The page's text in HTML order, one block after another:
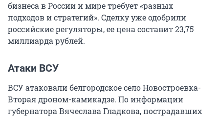
бизнеса в России и мире требует «разных
подходов и стратегий». Сделку уже одобрили
российские регуляторы, ее цена составит 23,75
миллиарда рублей.
Атаки ВСУ
ВСУ атаковали белгородское село Новостроевка-
Вторая дроном-камикадзе. По информации
губернатора Вячеслава Гладкова, пострадавших